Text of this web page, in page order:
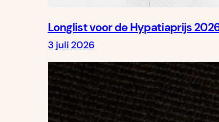
Longlist voor de Hypatiaprijs
3 juli 2026